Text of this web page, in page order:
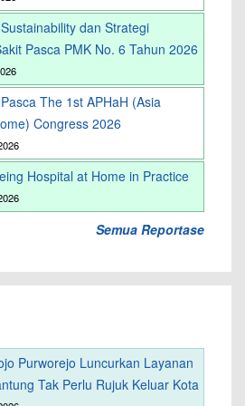
dan Strategi
Pasca PMK No. 6 Tahun 2026
The 1st APHaH (Asia
Congress 2026
Hospital at Home in Practice
Semua Reportase
Purworejo Luncurkan Layanan
Tak Perlu Rujuk Keluar Kota